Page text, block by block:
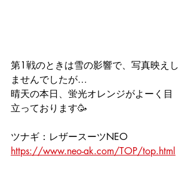
第1戦のときは雪の影響で、写真映えし
ませんでしたが…
晴天の本日、蛍光オレンジがよーく目
立っております🥳
ツナギ：レザースーツNEO
https://www.neo-ak.com/TOP/top.html